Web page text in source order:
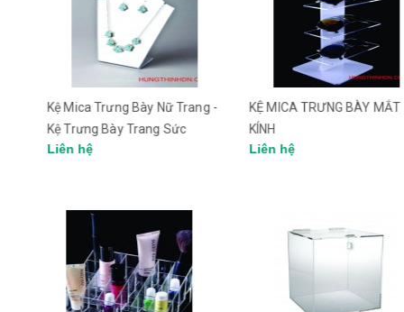
Kệ Mica Trưng Bày Nữ Trang -
Kệ Trưng Bày Trang Sức
Liên hệ
KỆ MICA TRƯNG BÀY MẮT
Liên hệ